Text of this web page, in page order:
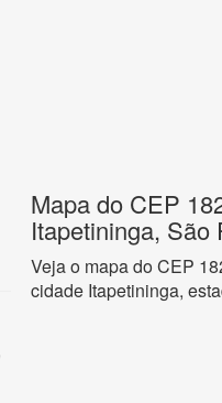
Mapa do CEP
Itapetininga, São
Veja o mapa do CEP
cidade Itapetininga,